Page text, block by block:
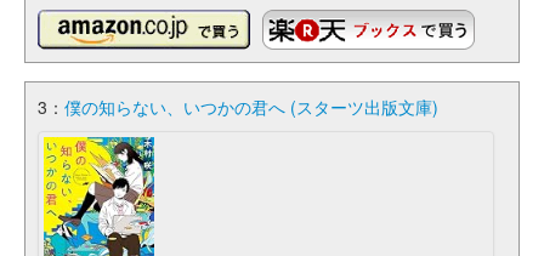
3： 僕の知らない、いつかの君へ (スターツ出版文庫)